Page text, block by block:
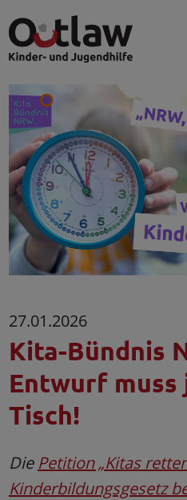
27.01.2026
Kita-Bündnis
Entwurf
Tisch!
Die Petition „Kitas
Kinderbildungsgesetz